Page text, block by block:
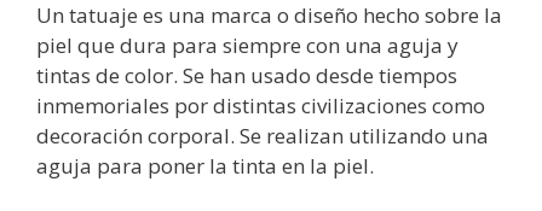
Un tatuaje es una marca o diseño hecho sobre la
piel que dura para siempre con una aguja y
tintas de color. Se han usado desde tiempos
inmemoriales por distintas civilizaciones como
decoración corporal. Se realizan utilizando una
aguja para poner la tinta en la piel.